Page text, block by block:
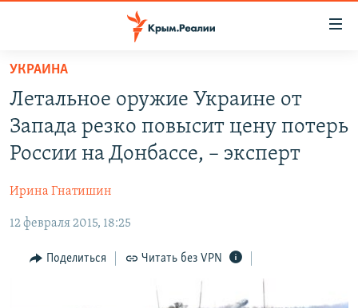
Вернуться
основному
содержанию
Вернутся
главной
навигации
Вернутся
поиску
ВОДА
ЕЩЕ
ИНТЕРАКТИВ
ИНФОГРАФИКА
РАДІО СВОБОДА
КАК ОБОЙТИ БЛОКИРОВКУ
УКРАИНА
Летальное оружие Украине от
Запада резко повысит цену потерь
России на Донбассе, – эксперт
Ирина Гнатишин
12 февраля 2015, 18:25
Поделиться Читать без VPN